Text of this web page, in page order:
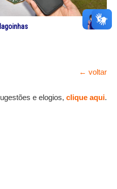
← voltar
e elogios, clique aqui.